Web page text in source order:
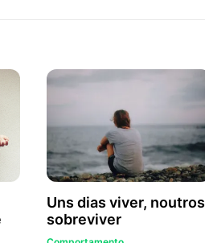
Uns dias viver, noutros
sobreviver